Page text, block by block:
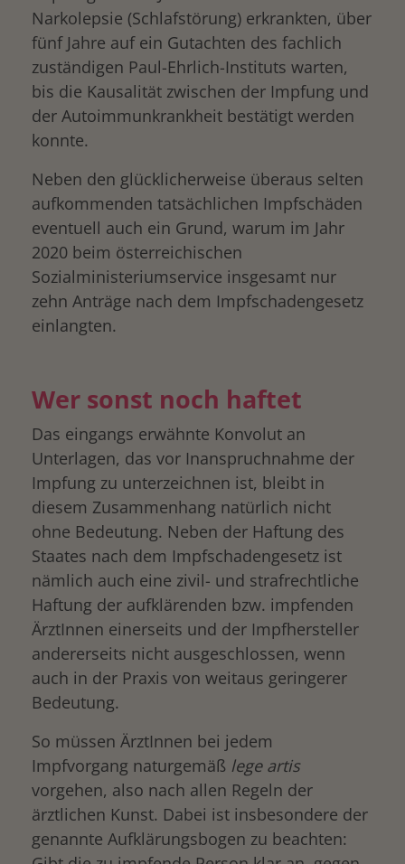
Narkolepsie (Schlafstörung) erkrankten, über
fünf Jahre auf ein Gutachten des fachlich
zuständigen Paul-Ehrlich-Instituts warten,
bis die Kausalität zwischen der Impfung und
der Autoimmunkrankheit bestätigt werden
konnte.
Neben den glücklicherweise überaus selten
aufkommenden tatsächlichen Impfschäden
eventuell auch ein Grund, warum im Jahr
2020 beim österreichischen
Sozialministeriumservice insgesamt nur
zehn Anträge nach dem Impfschadengesetz
einlangten.
Wer sonst noch haftet
Das eingangs erwähnte Konvolut an
Unterlagen, das vor Inanspruchnahme der
Impfung zu unterzeichnen ist, bleibt in
diesem Zusammenhang natürlich nicht
ohne Bedeutung. Neben der Haftung des
Staates nach dem Impfschadengesetz ist
nämlich auch eine zivil- und strafrechtliche
Haftung der aufklärenden bzw. impfenden
ÄrztInnen einerseits und der Impfhersteller
andererseits nicht ausgeschlossen, wenn
auch in der Praxis von weitaus geringerer
Bedeutung.
So müssen ÄrztInnen bei jedem
Impfvorgang naturgemäß lege artis
vorgehen, also nach allen Regeln der
ärztlichen Kunst. Dabei ist insbesondere der
genannte Aufklärungsbogen zu beachten: